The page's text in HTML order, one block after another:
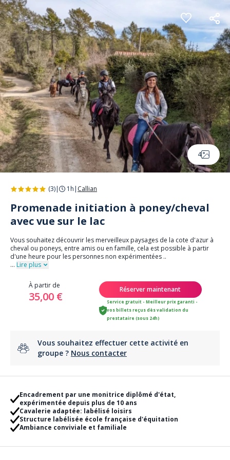
Panneau de gestion des cookies
4
(3)| 1h | Callian
Promenade initiation à poney/cheval
avec vue sur le lac
Vous souhaitez découvrir les merveilleux paysages de la cote d'azur à
cheval ou poneys, entre amis ou en famille, cela est possible à partir
d'une heure pour les personnes non expérimentées ..
... Lire plus
À partir de
35,00 €
Réserver maintenant
Service gratuit - Meilleur prix garanti -
vos billets reçus dès validation du
prestataire (sous 24h)
Vous souhaitez effectuer cette activité en
groupe ? Nous contacter
Encadrement par une monitrice diplômé d'état,
expérimentée depuis plus de 10 ans
Cavalerie adaptée: labélisé loisirs
Structure labélisée école française d'équitation
Ambiance conviviale et familiale